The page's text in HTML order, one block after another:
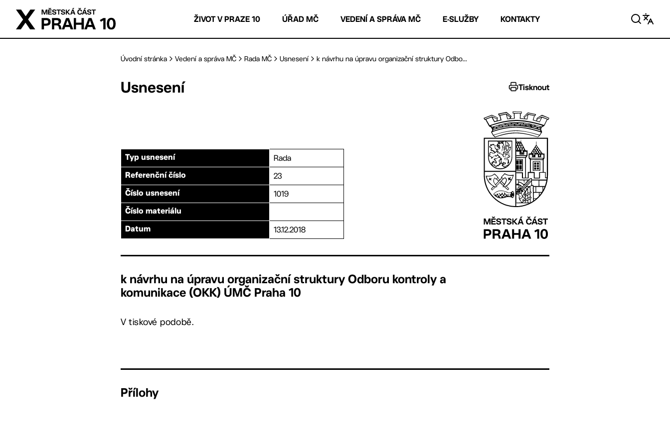
Přejít na hlavní obsah
ŽIVOT V PRAZE 10 ÚŘAD MČ VEDENÍ A SPRÁVA MČ E-SLUŽBY KONTAKTY
Úvodní stránka Vedení a správa MČ Rada MČ Usnesení k návrhu na úpravu organizační struktury Odbo...
Usnesení Tisknout
Typ usnesení Rada
Referenční číslo 23
Číslo usnesení 1019
Číslo materiálu
Datum 13.12.2018
k návrhu na úpravu organizační struktury Odboru kontroly a
komunikace (OKK) ÚMČ Praha 10
V tiskové podobě.
Přílohy